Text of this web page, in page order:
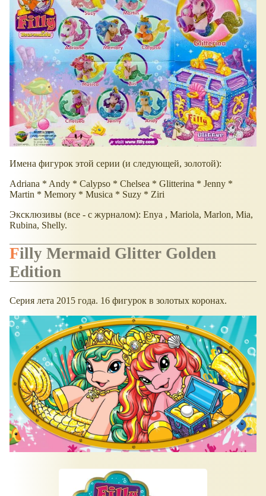
Имена фигурок этой серии (и следующей, золотой):
Adriana * Andy * Calypso * Chelsea * Glitterina * Jenny *
Martin * Memory * Musica * Suzy * Ziri
Эксклюзивы (все - с журналом): Enya , Mariola, Marlon, Mia,
Rubina, Shelly.
Filly Mermaid Glitter Golden
Edition
Серия лета 2015 года. 16 фигурок в золотых коронах.